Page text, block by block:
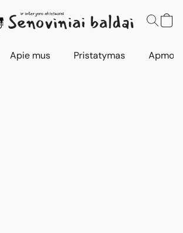
Apie mus Pristatymas